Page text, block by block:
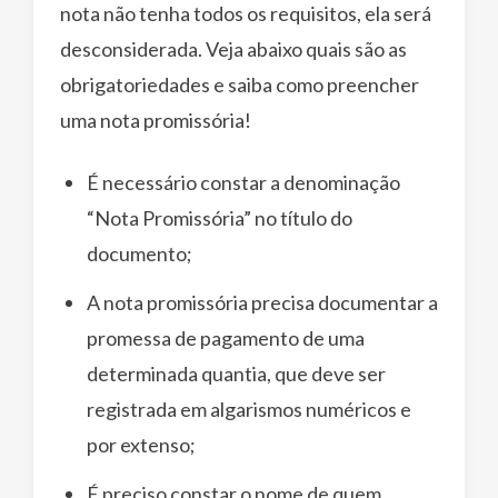
nota não tenha todos os requisitos, ela será
desconsiderada. Veja abaixo quais são as
obrigatoriedades e saiba como preencher
uma nota promissória!
É necessário constar a denominação
“Nota Promissória” no título do
documento;
A nota promissória precisa documentar a
promessa de pagamento de uma
determinada quantia, que deve ser
registrada em algarismos numéricos e
por extenso;